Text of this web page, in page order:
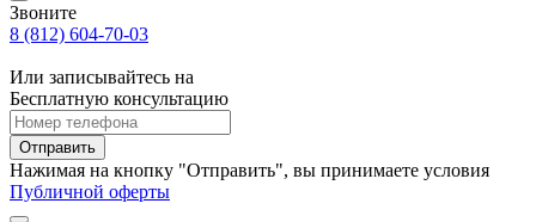
Звоните
8 (812) 604-70-03
Или записывайтесь на
Бесплатную консультацию
Отправить
Нажимая на кнопку "Отправить", вы принимаете условия
Публичной оферты